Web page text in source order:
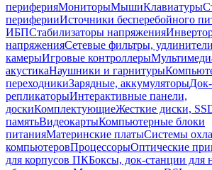
периферияМониторыМышиКлавиатуры
периферииИсточники бесперебойного
ИБПСтабилизаторы напряжения
напряженияСетевые фильтры, удлинители
камерыИгровые контроллеры
акустикаНаушники и гарнитуры
переходникиЗарядные, аккумуляторы
репликаторыИнтерактивные панели,
доскиКомплектующиеЖесткие диски,
памятьВидеокартыКомпьютерные блоки
питанияМатеринские платыСистемы
компьютеровПроцессорыОптические
для корпусов ПКБоксы, док-станции для